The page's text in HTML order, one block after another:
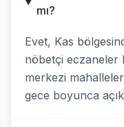
mı?
Evet, Kas
nöbetçi eczaneler
merkezi
gece boyunca